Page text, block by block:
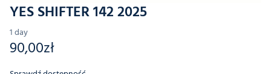
YES SHIFTER 142 2025